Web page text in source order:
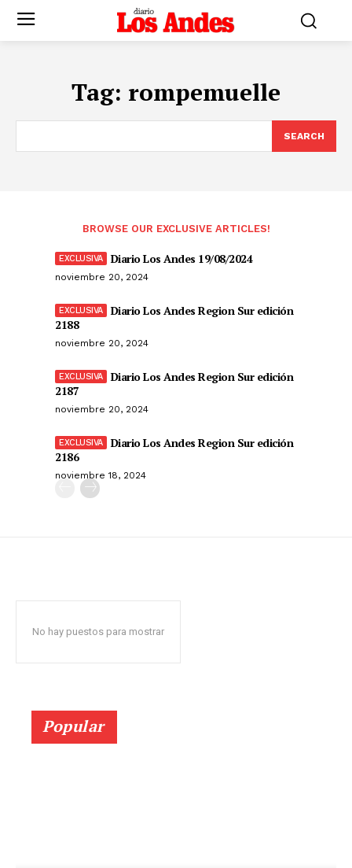
Tag: rompemuelle
SEARCH
BROWSE OUR EXCLUSIVE ARTICLES!
Diario Los Andes 19/08/2024
noviembre 20, 2024
Diario Los Andes Region Sur edición
2188
noviembre 20, 2024
Diario Los Andes Region Sur edición
2187
noviembre 20, 2024
Diario Los Andes Region Sur edición
2186
noviembre 18, 2024
No hay puestos para mostrar
Popular